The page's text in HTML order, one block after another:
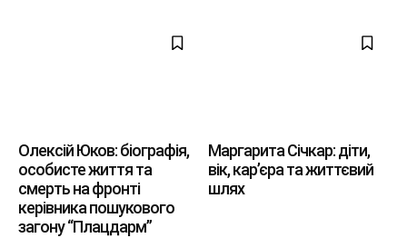
Олексій Юков: біографія,
особисте життя та
смерть на фронті
керівника пошукового
загону “Плацдарм”
Маргарита Січкар: діти,
вік, кар’єра та життєвий
шлях